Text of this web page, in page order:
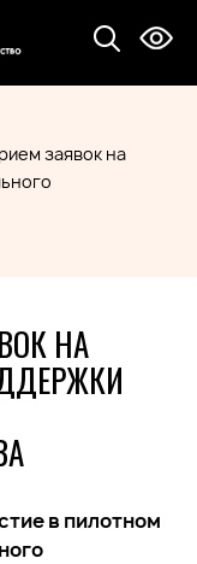
заявок на
НА
в пилотном